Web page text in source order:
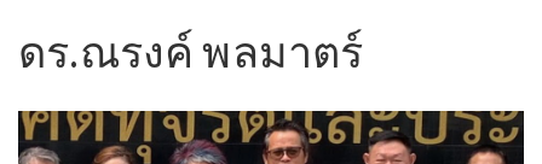
ดร.ณรงค์ พลมาตร์